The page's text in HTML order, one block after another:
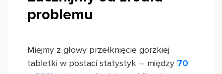
problemu
Miejmy z głowy przełknięcie gorzkiej
tabletki w postaci statystyk – między 70